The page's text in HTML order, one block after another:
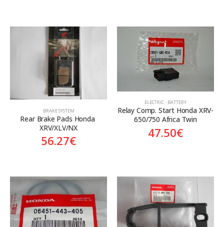
BRAKE SYSTEM
Rear Brake Pads Honda
XRV/XLV/NX
56.27€
ELECTRIC - BATTERY
Relay Comp. Start Honda XRV-
650/750 Africa Twin
47.50€